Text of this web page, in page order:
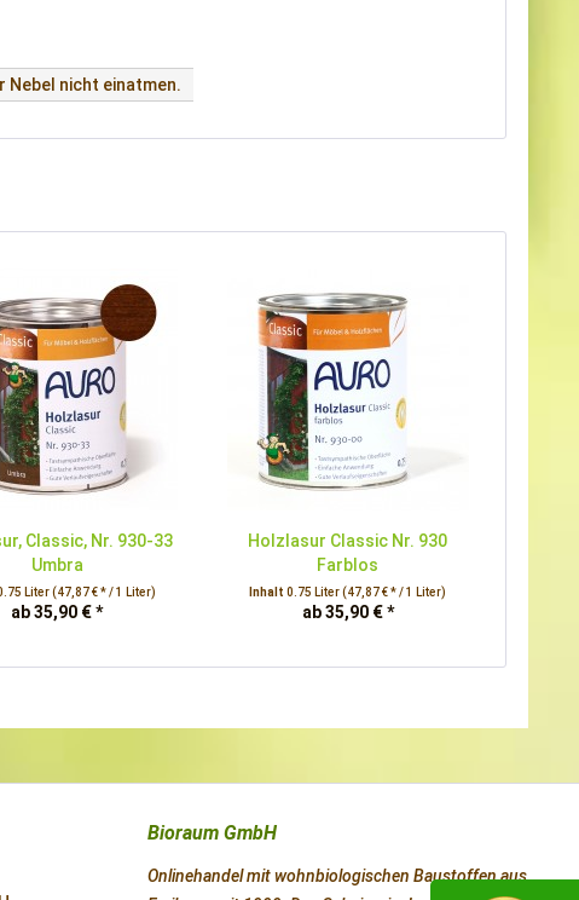
Nebel nicht einatmen.
Classic, Nr. 930-33
Umbra
Liter(47,87 € * / 1 Liter)
ab 35,90 € *
Holzlasur Classic Nr. 930
Farblos
Inhalt0.75 Liter(47,87 € * / 1 Liter)
ab 35,90 € *
Bioraum GmbH
Onlinehandel mit wohnbiologischen Baustoffen aus